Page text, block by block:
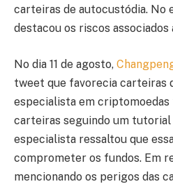
carteiras de autocustódia. No
destacou os riscos associados
No dia 11 de agosto,
tweet que favorecia carteiras
especialista em criptomoedas
carteiras seguindo um tutorial
especialista ressaltou que
comprometer os fundos. Em
mencionando os perigos das